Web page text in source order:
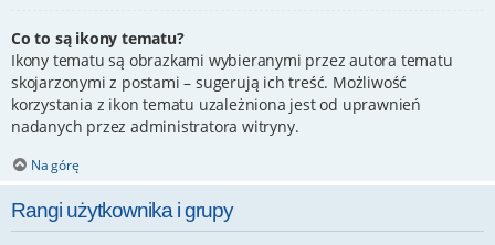
Co to są ikony tematu?
Ikony tematu są obrazkami wybieranymi przez autora tematu
skojarzonymi z postami – sugerują ich treść. Możliwość
korzystania z ikon tematu uzależniona jest od uprawnień
nadanych przez administratora witryny.
Na górę
Rangi użytkownika i grupy